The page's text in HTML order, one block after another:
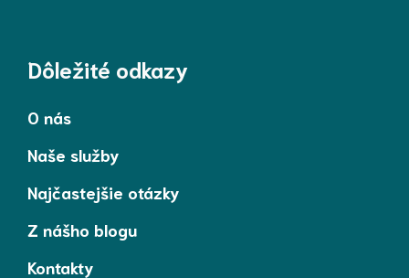
Dôležité odkazy
O nás
Naše služby
Najčastejšie otázky
Z nášho blogu
Kontakty